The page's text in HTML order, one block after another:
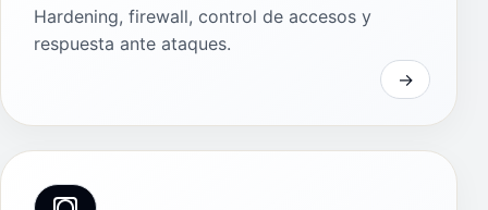
Hardening, firewall, control de accesos y
respuesta ante ataques.